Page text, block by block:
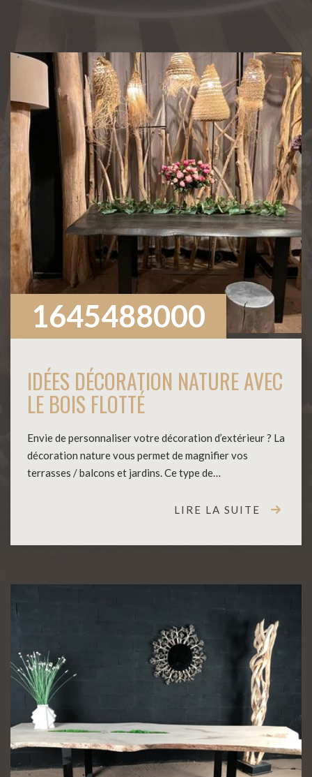
1645488000
IDÉES DÉCORATION NATURE AVEC
LE BOIS FLOTTÉ
Envie de personnaliser votre décoration d’extérieur ? La
décoration nature vous permet de magnifier vos
terrasses / balcons et jardins. Ce type de…
LIRE LA SUITE